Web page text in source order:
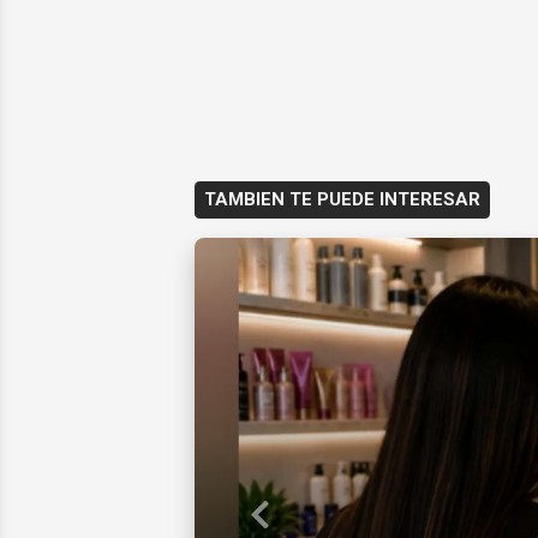
TAMBIEN TE PUEDE INTERESAR
Previous